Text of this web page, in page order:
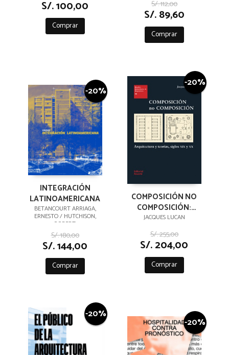
S/. 100,00
Comprar
S/. 112,00
S/. 89,60
Comprar
-20%
INTEGRACIÓN
LATINOAMERICANA
BETANCOURT ARRIAGA,
ERNESTO / HUTCHISON,
ROBERT
S/. 180,00
S/. 144,00
Comprar
-20%
COMPOSICIÓN NO
COMPOSICIÓN:
ARQUITECTURA Y
TEORÍAS, SIGLOS XIX
Y XX
JACQUES LUCAN
S/. 255,00
S/. 204,00
Comprar
-20%
-20%